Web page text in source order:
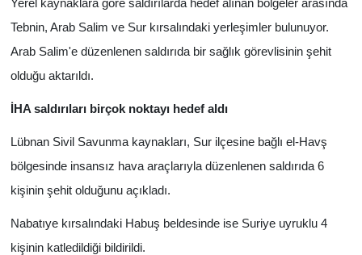
Yerel kaynaklara göre saldırılarda hedef alınan bölgeler arasında
Tebnin, Arab Salim ve Sur kırsalındaki yerleşimler bulunuyor.
Arab Salim'e düzenlenen saldırıda bir sağlık görevlisinin şehit
olduğu aktarıldı.
İHA saldırıları birçok noktayı hedef aldı
Lübnan Sivil Savunma kaynakları, Sur ilçesine bağlı el-Havş
bölgesinde insansız hava araçlarıyla düzenlenen saldırıda 6
kişinin şehit olduğunu açıkladı.
Nabatıye kırsalındaki Habuş beldesinde ise Suriye uyruklu 4
kişinin katledildiği bildirildi.